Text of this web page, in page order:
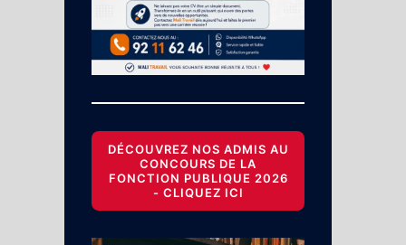
DÉCOUVREZ NOS ADMIS AU
CONCOURS DE LA
FONCTION PUBLIQUE 2026
- CLIQUEZ ICI